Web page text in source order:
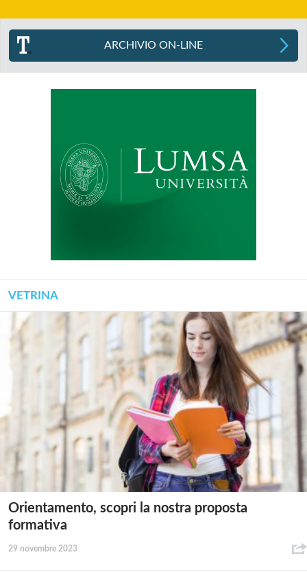
ARCHIVIO ON-LINE
VETRINA
Orientamento, scopri la nostra proposta
formativa
29 novembre 2023